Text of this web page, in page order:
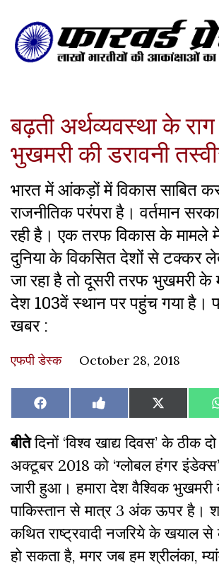
बढ़ती अर्थव्यवस्था के
भुखमरी की डरावनी
भारत में आंकड़ों में विकास साबित
राजनीतिक परंपरा है। वर्तमान
रही है। एक तरफ विकास के मामले
दुनिया के विकसित देशों से टक्कर
जा रहा है तो दूसरी तरफ भुखमरी के
देश 103वें स्थान पर पहुंच गया है।
खबर :
एफपी डेस्‍क October 28, 2018
Share
on
Facebook Share
on
Like
on
Facebook
Share
on
X
(Twitter)
बीतेदिनों ‘विश्व खाद्य दिवस’ के ठीक
अक्टूबर 2018 को ‘ग्लोबल हंगर
जारी हुआ। हमारा देश वैश्विक भुखमरी
पाकिस्तान से मात्र 3 अंक ऊपर है।
कथित राष्ट्रवादी नजरिये के खयाल से
हो सकता है, मगर जब हम श्रीलंका,